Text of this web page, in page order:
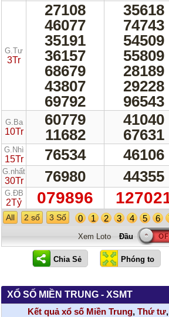
G.Tư
3Tr
27108
46077
35191
36157
68679
43807
69792
35618
74743
54509
55809
28189
29228
96543
G.Ba
10Tr
60779
11682
41040
67631
G.Nhì
15Tr 76534 46106
G.nhất
30Tr 76980 44355
G.ĐB
2Tỷ 079896
All 2 số 3 Số 0 1 2 3 4 5 6
Xem Loto
XỔ SỐ MIỀN TRUNG - XSMT
Kết quả xổ số Miền Trung, Thứ tư,